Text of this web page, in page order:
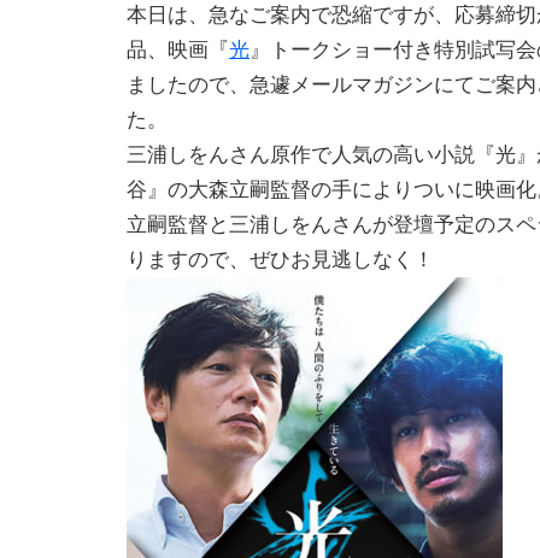
本日は、急なご案内で恐縮ですが、応募締
品、映画『光 』トークショー付き特別試写
ましたので、急遽メールマガジンにてご案
た。
三浦しをんさん原作で人気の高い小説『光
谷』の大森立嗣監督の手によりついに映画
立嗣監督と三浦しをんさんが登壇予定のス
りますので、ぜひお見逃しなく！